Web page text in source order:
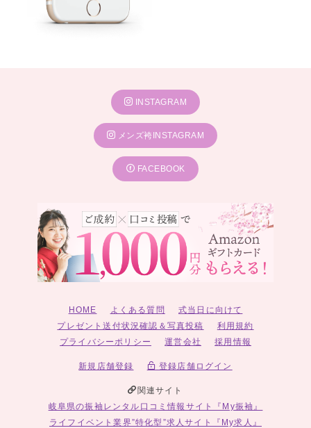
INSTAGRAM
メンズ袴INSTAGRAM
FACEBOOK
HOME よくある質問
式当日に向けて
プレゼント送付状況確認＆写真投稿
利用規約
プライバシーポリシー
運営会社 採用情報
新規店舗登録 登録店舗ログイン
関連サイト
岐阜県の振袖レンタル口コミ情報サイト『My振袖』
ライフイベント業界”特化型”求人サイト『My求人』